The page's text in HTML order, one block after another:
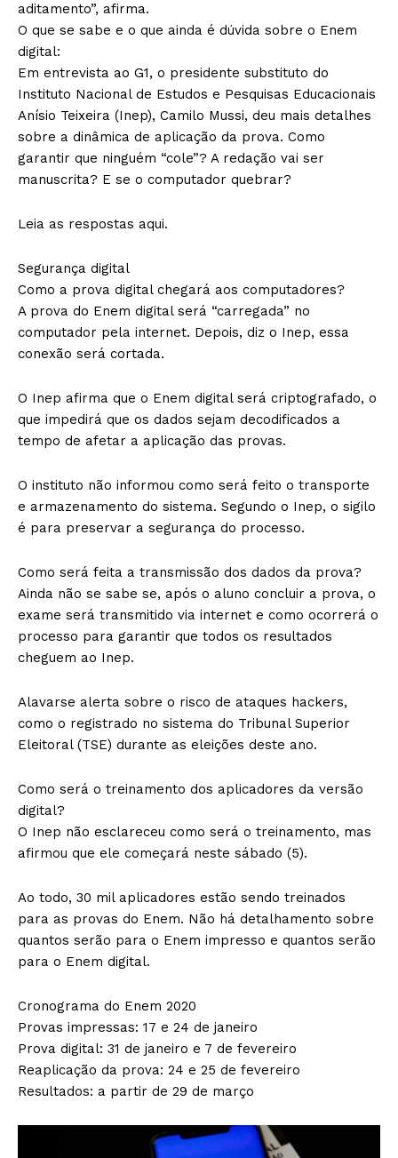
aditamento”, afirma.
O que se sabe e o que ainda é dúvida sobre o Enem
digital:
Em entrevista ao G1, o presidente substituto do
Instituto Nacional de Estudos e Pesquisas Educacionais
Anísio Teixeira (Inep), Camilo Mussi, deu mais detalhes
sobre a dinâmica de aplicação da prova. Como
garantir que ninguém “cole”? A redação vai ser
manuscrita? E se o computador quebrar?
Leia as respostas aqui.
Segurança digital
Como a prova digital chegará aos computadores?
A prova do Enem digital será “carregada” no
computador pela internet. Depois, diz o Inep, essa
conexão será cortada.
O Inep afirma que o Enem digital será criptografado, o
que impedirá que os dados sejam decodificados a
tempo de afetar a aplicação das provas.
O instituto não informou como será feito o transporte
e armazenamento do sistema. Segundo o Inep, o sigilo
é para preservar a segurança do processo.
Como será feita a transmissão dos dados da prova?
Ainda não se sabe se, após o aluno concluir a prova, o
exame será transmitido via internet e como ocorrerá o
processo para garantir que todos os resultados
cheguem ao Inep.
Alavarse alerta sobre o risco de ataques hackers,
como o registrado no sistema do Tribunal Superior
Eleitoral (TSE) durante as eleições deste ano.
Como será o treinamento dos aplicadores da versão
digital?
O Inep não esclareceu como será o treinamento, mas
afirmou que ele começará neste sábado (5).
Ao todo, 30 mil aplicadores estão sendo treinados
para as provas do Enem. Não há detalhamento sobre
quantos serão para o Enem impresso e quantos serão
para o Enem digital.
Cronograma do Enem 2020
Provas impressas: 17 e 24 de janeiro
Prova digital: 31 de janeiro e 7 de fevereiro
Reaplicação da prova: 24 e 25 de fevereiro
Resultados: a partir de 29 de março